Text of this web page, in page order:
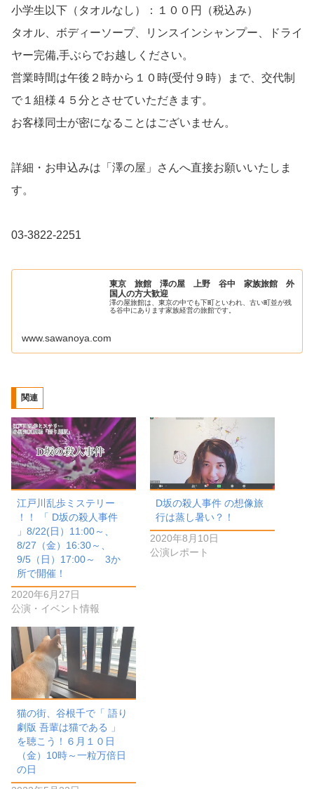
小学生以下（タオルなし）：１００円（税込み）
タオル、ボディーソープ、リンスインシャンプー、ドライ
ヤー完備,手ぶらでお越しください。
営業時間は午後２時から１０時(受付９時）まで、交代制
で１組様４５分とさせていただきます。
お客様同士が密になることはございません。
詳細・お申込みは「澤の屋」さんへ直接お願いいたしま
す。
03-3822-2251
東京 旅館 澤の屋 上野 谷中 家族旅館 外
国人の方大歓迎
澤の屋旅館は、東京の中でも下町といわれ、古い町並が残
る谷中にあります家族経営の旅館です。
www.sawanoya.com
関連
江戸川乱歩ミステリー
！！ 「 D坂の殺人事件
」8/22(日）11:00～、
8/27（金）16:30～、
9/5（日）17:00～ 3か
所で開催！
2020年6月27日
公演・イベント情報
D坂の殺人事件 の想像旅
行は蒸し暑い？！
2020年8月10日
公演レポート
猫の街、谷根千で「 語り
劇版 吾輩は猫である 」
を聴こう！６月１０日
（金）10時～一粒万倍日
の日